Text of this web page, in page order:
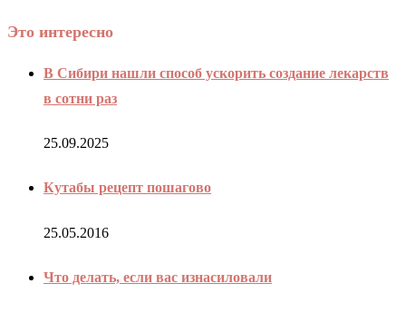
Это интересно
В Сибири нашли способ ускорить создание лекарств
в сотни раз
25.09.2025
Кутабы рецепт пошагово
25.05.2016
Что делать, если вас изнасиловали